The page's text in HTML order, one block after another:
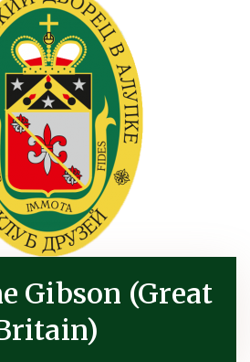
Gibson (Great